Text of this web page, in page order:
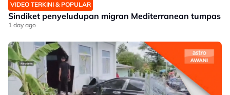
VIDEO TERKINI & POPULAR
Sindiket penyeludupan migran Mediterranean tumpas
1 day ago